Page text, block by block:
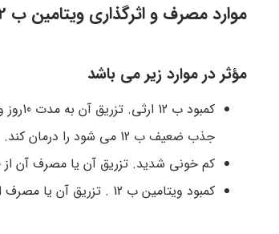
موارد مصرف و اثرگذاری ویتامین ب 12
مؤثر در موارد زیر می باشد
جذب ضعیف ب 12 می شود را درمان کند.
کم خونی شدید. تزریق آن یا مصرف آن از
کمبود ویتامین ب 12 . تزریق آن یا مصرف از طریق دهان یا بینی.